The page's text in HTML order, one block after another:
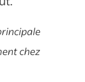
chez